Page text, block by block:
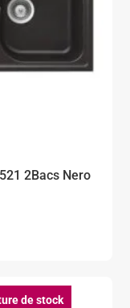
2Bacs Nero
de stock